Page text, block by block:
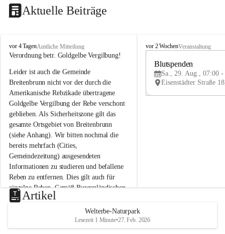
Aktuelle Beiträge
B
r
i
t
e
n
b
r
u
n
n
a
m
N
e
u
s
d
vor 4 TagenAmtliche Mitteilung
Verordnung betr. Goldgelbe Vergilbung!
Leider ist auch die Gemeinde
Breitenbrunn nicht vor der durch die
Amerikanische Rebzikade übertragene
Goldgelbe Vergilbung der Rebe verschont
geblieben. Als Sicherheitszone gilt das
gesamte Ortsgebiet von Breitenbrunn
(siehe Anhang). Wir bitten nochmal die
bereits mehrfach (Cities,
Gemeindezeitung) ausgesendeten
Informationen zu studieren und befallene
Reben zu entfernen. Dies gilt auch für
einzelne Reben. Gemäß Burgenländischen
Weinbaugesetz sind nicht gepflegte oder
unzulässige Weingärten zu roden! Bitte
helfen wir zusammen um unsere Winzer
vor den prognostizierten Ernteausfällen
B
e
u
e
d
vor 2 WochenVeranstaltung
Blutspenden
Sa., 29. Aug., 07:00 -
Artikel
Welterbe-Naturpark
Lesezeit 1 Minute•27. Feb. 2026